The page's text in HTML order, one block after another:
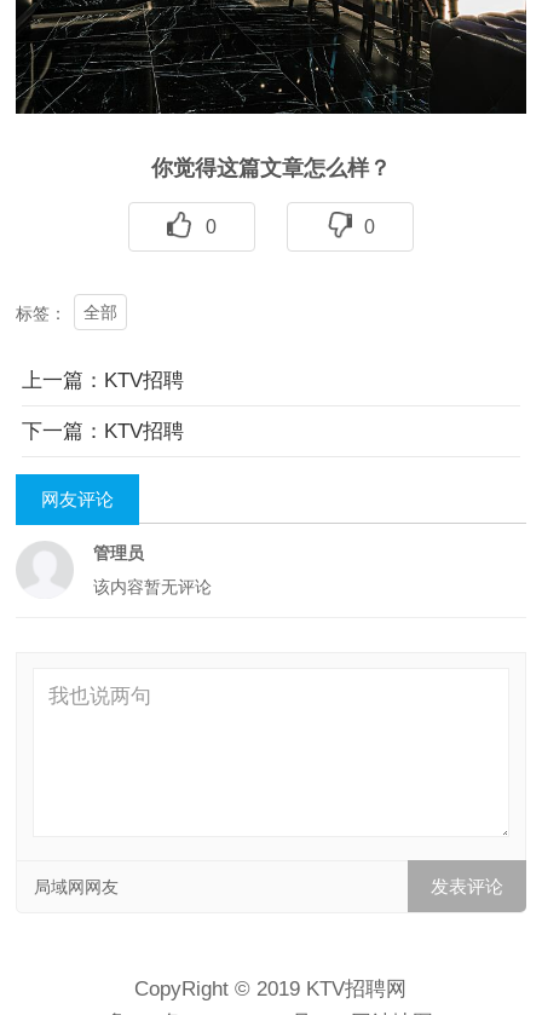
你觉得这篇文章怎么样？
0 0
标签： 全部
上一篇：KTV招聘
下一篇：KTV招聘
网友评论
管理员
该内容暂无评论
局域网网友
CopyRight © 2019 KTV招聘网